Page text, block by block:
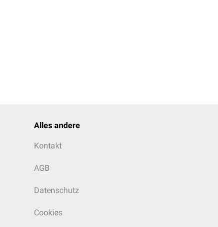
Alles andere
Kontakt
AGB
Datenschutz
Cookies